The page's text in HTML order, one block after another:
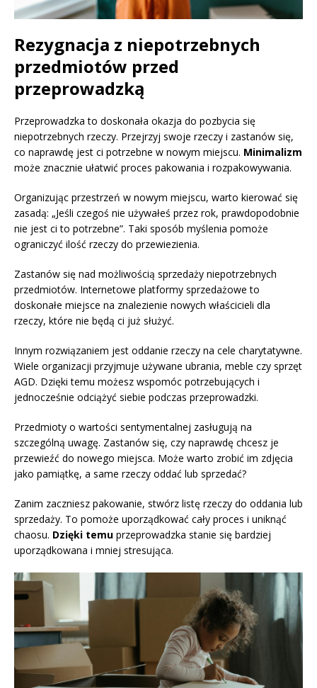
Rezygnacja z niepotrzebnych
przedmiotów przed
przeprowadzką
Przeprowadzka to doskonała okazja do pozbycia się
niepotrzebnych rzeczy. Przejrzyj swoje rzeczy i zastanów się,
co naprawdę jest ci potrzebne w nowym miejscu. Minimalizm
może znacznie ułatwić proces pakowania i rozpakowywania.
Organizując przestrzeń w nowym miejscu, warto kierować się
zasadą: „Jeśli czegoś nie używałeś przez rok, prawdopodobnie
nie jest ci to potrzebne”. Taki sposób myślenia pomoże
ograniczyć ilość rzeczy do przewiezienia.
Zastanów się nad możliwością sprzedaży niepotrzebnych
przedmiotów. Internetowe platformy sprzedażowe to
doskonałe miejsce na znalezienie nowych właścicieli dla
rzeczy, które nie będą ci już służyć.
Innym rozwiązaniem jest oddanie rzeczy na cele charytatywne.
Wiele organizacji przyjmuje używane ubrania, meble czy sprzęt
AGD. Dzięki temu możesz wspomóc potrzebujących i
jednocześnie odciążyć siebie podczas przeprowadzki.
Przedmioty o wartości sentymentalnej zasługują na
szczególną uwagę. Zastanów się, czy naprawdę chcesz je
przewieźć do nowego miejsca. Może warto zrobić im zdjęcia
jako pamiątkę, a same rzeczy oddać lub sprzedać?
Zanim zaczniesz pakowanie, stwórz listę rzeczy do oddania lub
sprzedaży. To pomoże uporządkować cały proces i uniknąć
chaosu. Dzięki temu przeprowadzka stanie się bardziej
uporządkowana i mniej stresująca.